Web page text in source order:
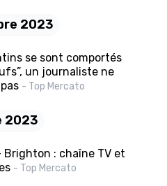
2023
se sont comportés
un journaliste ne
- Top Mercato
2023
Brighton : chaîne TV et
- Top Mercato